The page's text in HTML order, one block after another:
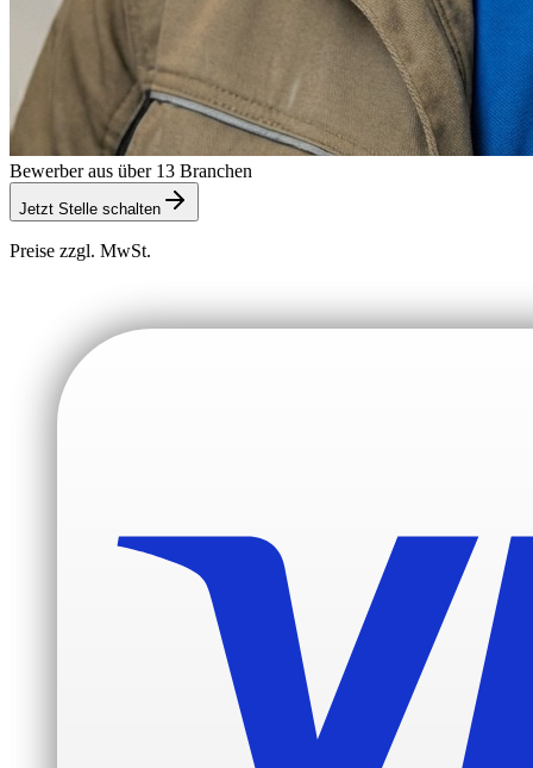
Bewerber aus über 13 Branchen
Jetzt Stelle schalten
Preise zzgl. MwSt.